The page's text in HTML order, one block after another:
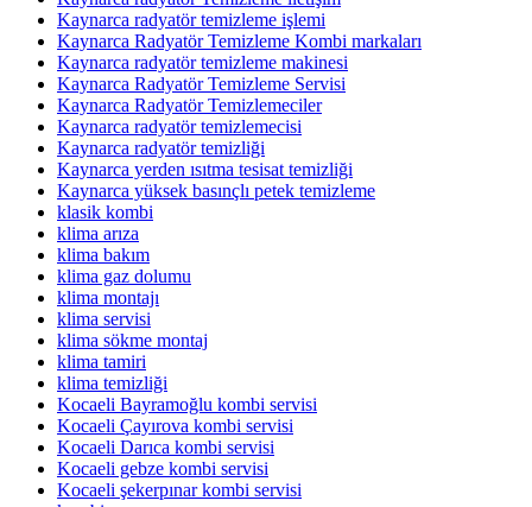
Kaynarca radyatör temizleme işlemi
Kaynarca Radyatör Temizleme Kombi markaları
Kaynarca radyatör temizleme makinesi
Kaynarca Radyatör Temizleme Servisi
Kaynarca Radyatör Temizlemeciler
Kaynarca radyatör temizlemecisi
Kaynarca radyatör temizliği
Kaynarca yerden ısıtma tesisat temizliği
Kaynarca yüksek basınçlı petek temizleme
klasik kombi
klima arıza
klima bakım
klima gaz dolumu
klima montajı
klima servisi
klima sökme montaj
klima tamiri
klima temizliği
Kocaeli Bayramoğlu kombi servisi
Kocaeli Çayırova kombi servisi
Kocaeli Darıca kombi servisi
Kocaeli gebze kombi servisi
Kocaeli şekerpınar kombi servisi